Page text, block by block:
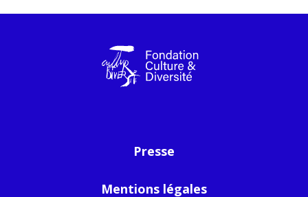
Presse
Mentions légales